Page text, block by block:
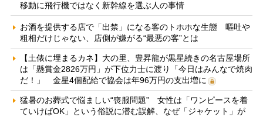
移動に飛行機ではなく新幹線を選ぶ人の事情
お酒を提供する店で「出禁」になる客のトホホな生態 嘔吐や
粗相だけじゃない、店側が嫌がる“最悪の客”とは
【土俵に埋まるカネ】大の里、豊昇龍が黒星続きの名古屋場所
は「懸賞金2826万円」が下位力士に渡り「今日はみんなで焼肉
だ！」 金星4個配給で協会は年96万円の支出増に
猛暑のお葬式で悩ましい“喪服問題” 女性は「ワンピースを着
ていけばOK」という俗説に潜む誤解、なぜ「ジャケット」が